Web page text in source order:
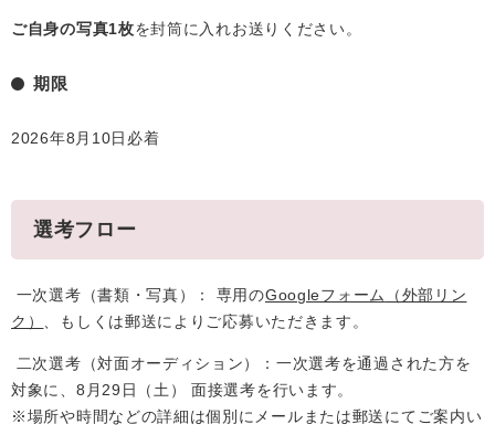
ご自身の写真1枚を封筒に入れお送りください。
期限
2026年8月10日必着
選考フロー
一次選考（書類・写真）： 専用のGoogleフォーム
（外部リン
ク）
、もしくは郵送によりご応募いただきます。
二次選考（対面オーディション）：一次選考を通過された方を
対象に、8月29日（土） 面接選考を行います。
※場所や時間などの詳細は個別にメールまたは郵送にてご案内い